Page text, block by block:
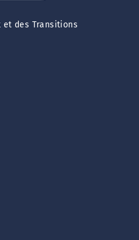
et des Transitions